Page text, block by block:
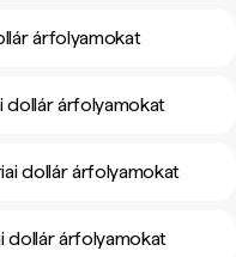
árfolyamokat
dollár árfolyamokat
dollár árfolyamokat
dollár árfolyamokat